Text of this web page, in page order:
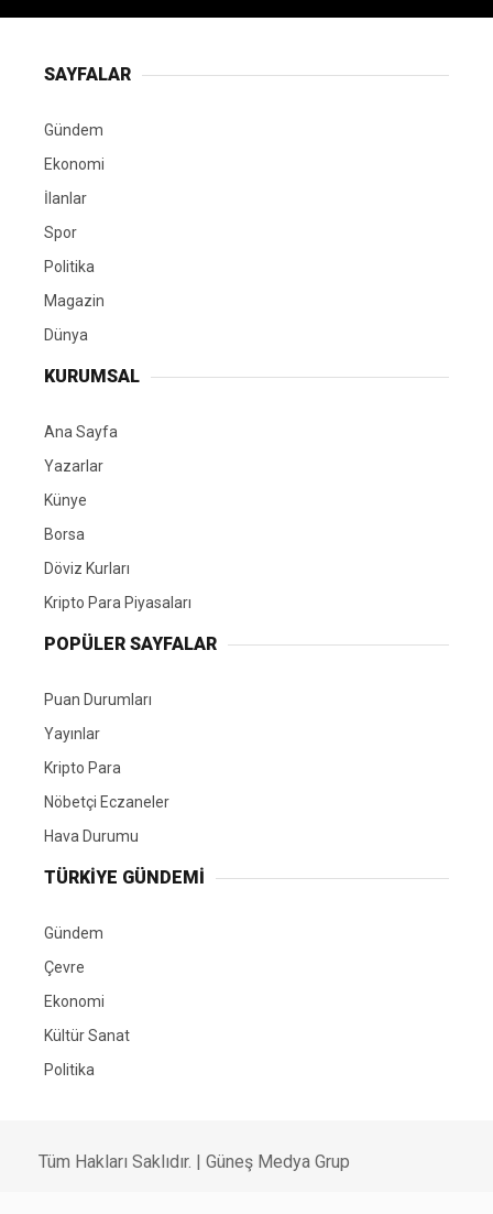
SAYFALAR
Gündem
Ekonomi
İlanlar
Spor
Politika
Magazin
Dünya
KURUMSAL
Ana Sayfa
Yazarlar
Künye
Borsa
Döviz Kurları
Kripto Para Piyasaları
POPÜLER SAYFALAR
Puan Durumları
Yayınlar
Kripto Para
Nöbetçi Eczaneler
Hava Durumu
TÜRKIYE GÜNDEMI
Gündem
Çevre
Ekonomi
Kültür Sanat
Politika
Tüm Hakları Saklıdır. | Güneş Medya Grup